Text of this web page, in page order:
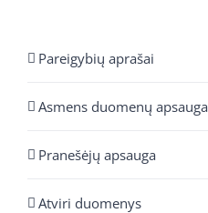
Pareigybių aprašai
Asmens duomenų apsauga
Pranešėjų apsauga
Atviri duomenys